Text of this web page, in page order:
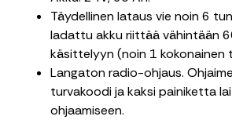
Täydellinen lataus vie noin 6
ladattu akku riittää vähintään
käsittelyyn (noin 1 kokonainen
Langaton radio-ohjaus.
turvakoodi ja kaksi painiketta
ohjaamiseen.